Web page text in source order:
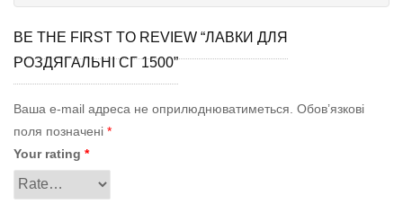
BE THE FIRST TO REVIEW “ЛАВКИ ДЛЯ
РОЗДЯГАЛЬНІ СГ 1500”
Ваша e-mail адреса не оприлюднюватиметься. Обов’язкові
поля позначені *
Your rating *